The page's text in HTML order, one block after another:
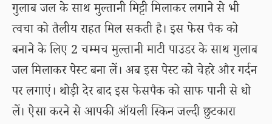
गुलाब जल के साथ मुल्तानी मिट्टी मिलाकर लगाने से भी
त्वचा को तैलीय राहत मिल सकती है। इस फेस पैक को
बनाने के लिए 2 चम्मच मुल्तानी माटी पाउडर के साथ गुलाब
जल मिलाकर पेस्ट बना लें। अब इस पेस्ट को चेहरे और गर्दन
पर लगाएं। थोड़ी देर बाद इस फेसपैक को साफ पानी से धो
लें। ऐसा करने से आपकी ऑयली स्किन जल्दी छुटकारा